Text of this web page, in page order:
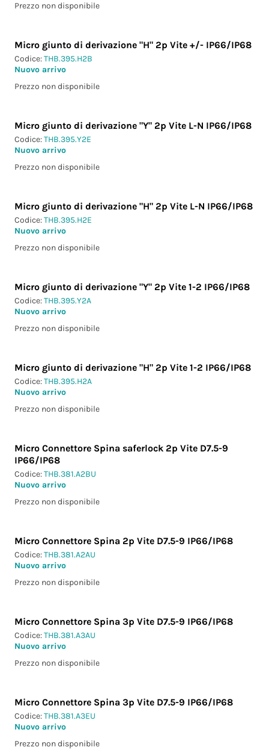
Prezzo non disponibile
Micro giunto di derivazione "H" 2p Vite +/- IP66/IP68
Codice:THB.395.H2B
Nuovo arrivo
Prezzo non disponibile
Micro giunto di derivazione "Y" 2p Vite L-N IP66/IP68
Codice:THB.395.Y2E
Nuovo arrivo
Prezzo non disponibile
Micro giunto di derivazione "H" 2p Vite L-N IP66/IP68
Codice:THB.395.H2E
Nuovo arrivo
Prezzo non disponibile
Micro giunto di derivazione "Y" 2p Vite 1-2 IP66/IP68
Codice:THB.395.Y2A
Nuovo arrivo
Prezzo non disponibile
Micro giunto di derivazione "H" 2p Vite 1-2 IP66/IP68
Codice:THB.395.H2A
Nuovo arrivo
Prezzo non disponibile
Micro Connettore Spina saferlock 2p Vite D7.5-9
IP66/IP68
Codice:THB.381.A2BU
Nuovo arrivo
Prezzo non disponibile
Micro Connettore Spina 2p Vite D7.5-9 IP66/IP68
Codice:THB.381.A2AU
Nuovo arrivo
Prezzo non disponibile
Micro Connettore Spina 3p Vite D7.5-9 IP66/IP68
Codice:THB.381.A3AU
Nuovo arrivo
Prezzo non disponibile
Micro Connettore Spina 3p Vite D7.5-9 IP66/IP68
Codice:THB.381.A3EU
Nuovo arrivo
Prezzo non disponibile